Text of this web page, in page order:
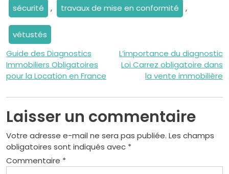
sécurité , travaux de mise en conformité ,
vétustés
Navigation
de
l’article
Guide des Diagnostics
Immobiliers Obligatoires
pour la Location en France
L’importance du diagnostic
Loi Carrez obligatoire dans
la vente immobilière
Laisser un commentaire
Votre adresse e-mail ne sera pas publiée. Les champs
obligatoires sont indiqués avec *
Commentaire *